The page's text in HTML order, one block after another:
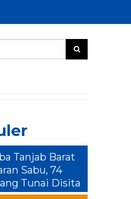
Tanjab Barat
Sabu, 74
Tunai Disita